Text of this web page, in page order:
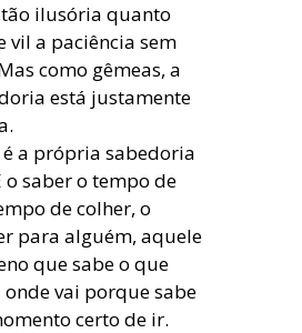
ilusória quanto
vil a paciência sem
como gêmeas, a
está justamente
a própria sabedoria
o saber o tempo de
de colher, o
para alguém, aquele
que sabe o que
vai porque sabe
certo de ir.